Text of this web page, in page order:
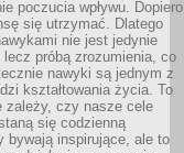
poczucia wpływu. Dopiero
się utrzymać. Dlatego
nie jest jedynie
próbą zrozumienia, co
nawyki są jednym z
kształtowania życia. To
zależy, czy nasze cele
się codzienną
bywają inspirujące, ale to